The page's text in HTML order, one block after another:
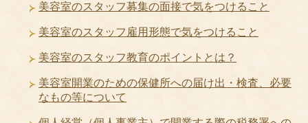
美容室のスタッフ募集の面接で気をつけること
美容室のスタッフ雇用形態で気をつけること
美容室のスタッフ教育のポイントとは？
美容室開業のための保健所への届け出・検査、必要
なもの等について